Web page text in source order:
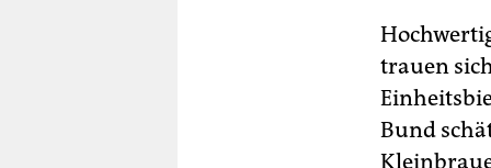
trauen
Bund